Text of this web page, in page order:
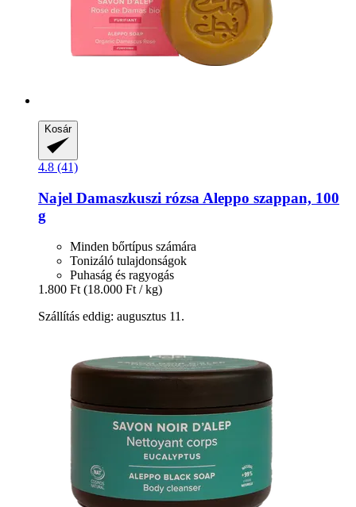
Kosár
4.8 (41)
Najel Damaszkuszi rózsa Aleppo szappan, 100
g
Minden bőrtípus számára
Tonizáló tulajdonságok
Puhaság és ragyogás
1.800 Ft (18.000 Ft / kg)
Szállítás eddig: augusztus 11.